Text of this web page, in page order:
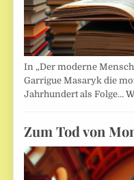
In „Der moderne
Garrigue Masaryk die
Jahrhundert als Folge…
Zum Tod von